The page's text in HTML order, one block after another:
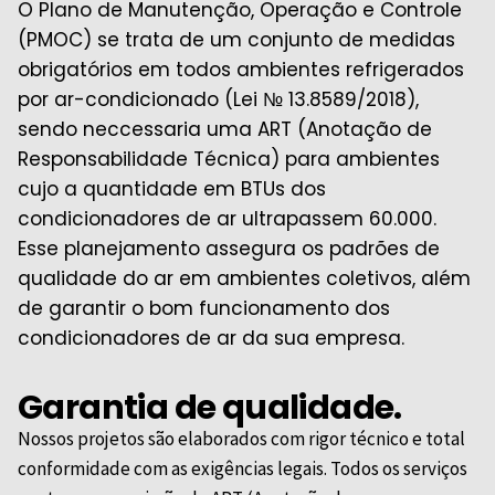
O Plano de Manutenção, Operação e Controle
(PMOC) se trata de um conjunto de medidas
obrigatórios em todos ambientes refrigerados
por ar-condicionado (Lei № 13.8589/2018),
sendo neccessaria uma ART (Anotação de
Responsabilidade Técnica) para ambientes
cujo a quantidade em BTUs dos
condicionadores de ar ultrapassem 60.000.
Esse planejamento assegura os padrões de
qualidade do ar em ambientes coletivos, além
de garantir o bom funcionamento dos
condicionadores de ar da sua empresa.
Garantia de qualidade.
Nossos projetos são elaborados com rigor técnico e total
conformidade com as exigências legais. Todos os serviços